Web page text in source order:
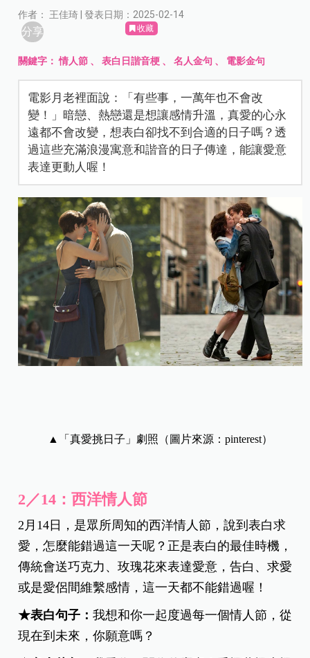
作者： 王佳琦 | 發表日期：2025-02-14
分享 收藏
關鍵字：情人節 、表白日諧音梗 、名人金句 、 電影金句
電影月老裡面說：「有些事，一萬年也不會改
變！」暗戀、熱戀還是想讓感情升溫，真愛的心永
遠都不會改變，想表白卻找不到合適的日子嗎？透
過這些充滿浪漫寓意和諧音的日子傳達，能讓愛意
表達更動人喔！
▲「真愛挑日子」劇照（圖片來源：pinterest）
2／14：西洋情人節
2月14日，是眾所周知的西洋情人節，說到表白求
愛，怎麼能錯過這一天呢？正是表白的最佳時機，
傳統會送巧克力、玫瑰花來表達愛意，告白、求愛
或是愛侶間維繫感情，這一天都不能錯過喔！
★表白句子：我想和你一起度過每一個情人節，從
現在到未來，你願意嗎？